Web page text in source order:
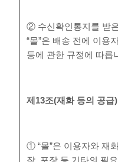
② 수신확인통지를 받
“몰”은 배송 전에 이용
등에 관한 규정에 따릅
제 13조(재화 등의 공급)
① “몰”은 이용자와 재